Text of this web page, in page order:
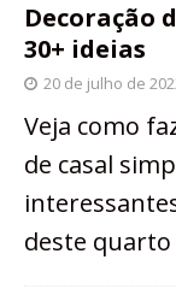
Decoração
30+ ideias
20 de julho de
Veja como
de casal
deste quarto